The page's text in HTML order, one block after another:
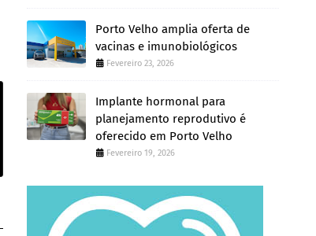
Porto Velho amplia oferta de
vacinas e imunobiológicos
Fevereiro 23, 2026
Implante hormonal para
planejamento reprodutivo é
oferecido em Porto Velho
Fevereiro 19, 2026